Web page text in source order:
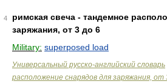
4
римская свеча - тандемное
заряжания, от 3 до 6
Military: superposed load
Универсальный русско-английский словарь
расположение снарядов для заряжания, от